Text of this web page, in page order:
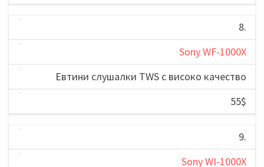
8.
Sony WF-1000X
Евтини слушалки TWS с високо качество
55$
9.
Sony WI-1000X